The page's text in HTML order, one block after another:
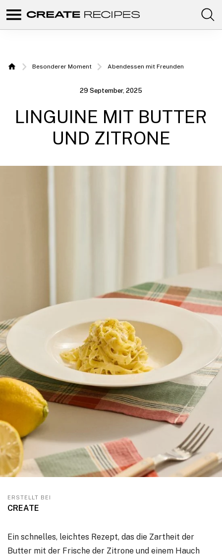
Create
Rezepte,
Chefbot
zubereiten
können
Comunidad
con
tus
Home
Besonderer Moment Abendessen mit Freunden
29 September, 2025
LINGUINE MIT BUTTER
UND ZITRONE
ERSTELLT BEI
CREATE
Ein schnelles, leichtes Rezept, das die Zartheit der
Butter mit der Frische der Zitrone und einem Hauch